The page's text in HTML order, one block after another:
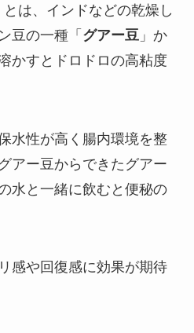
とは、インドなどの乾燥し
豆の一種「 グアー豆」か
かすとドロドロの高粘度
水性が高く腸内環境を整
アー豆からできたグアー
水と一緒に飲むと便秘の
感や回復感に効果が期待